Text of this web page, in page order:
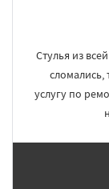
Стулья из
сломались,
услугу по